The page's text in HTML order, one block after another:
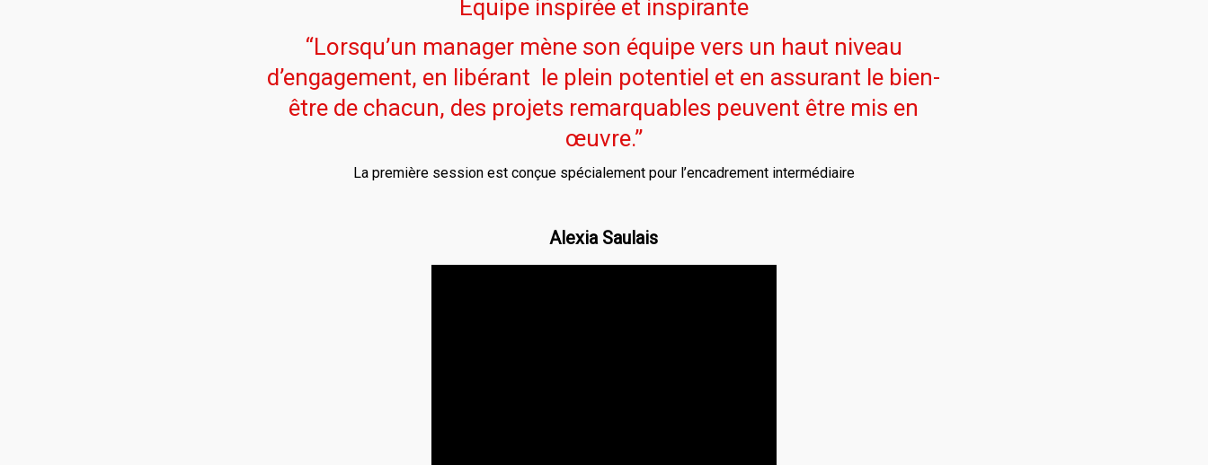
Equipe inspirée et inspirante
“Lorsqu’un manager mène son équipe vers un haut niveau
d’engagement, en libérant le plein potentiel et en assurant le bien-
être de chacun, des projets remarquables peuvent être mis en
œuvre.”
La première session est conçue spécialement pour l’encadrement intermédiaire
Alexia Saulais